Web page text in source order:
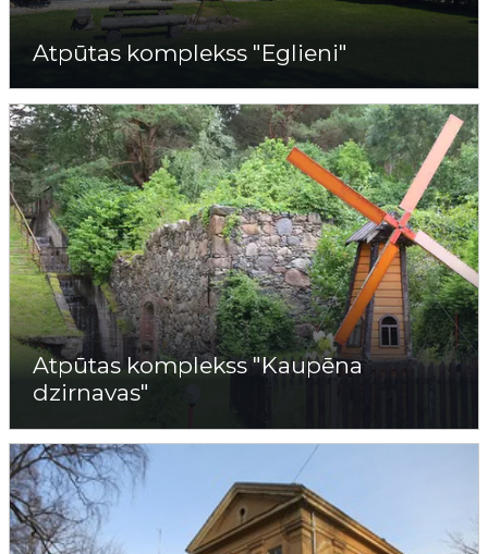
Atpūtas komplekss "Eglieni"
Atpūtas komplekss "Kaupēna
dzirnavas"